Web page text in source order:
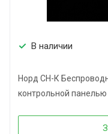
В наличии
Норд СН-К
контрольной панелью